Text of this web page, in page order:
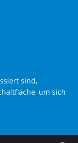
sind,
um sich